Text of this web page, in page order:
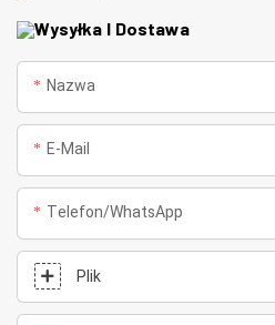
Wysyłka I Dostawa
Nazwa
E-Mail
Telefon/WhatsApp
Plik